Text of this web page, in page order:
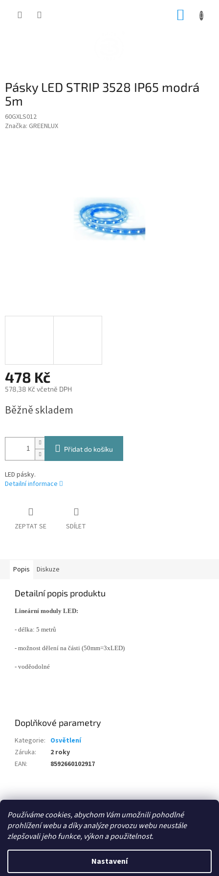
Používáme cookies, abychom Vám umožnili pohodlné
prohlížení webu a díky analýze provozu webu neustále
zlepšovali jeho funkce, výkon a použitelnost.
Nastavení
Pásky LED STRIP 3528 IP65 modrá
5m
60GXLS012
Značka: GREENLUX
478 Kč
578,38 Kč včetně DPH
cena:
Běžně skladem
Přidat do košíku
LED pásky.
Detailní informace
ZEPTAT SE SDÍLET
Popis Diskuze
Detailní popis produktu
Lineární moduly LED:
- délka: 5 metrů
- možnost dělení na části (50mm=3xLED)
- voděodolné
Doplňkové parametry
Kategorie: Osvětlení
Záruka:
2 roky
EAN: 8592660102917
á